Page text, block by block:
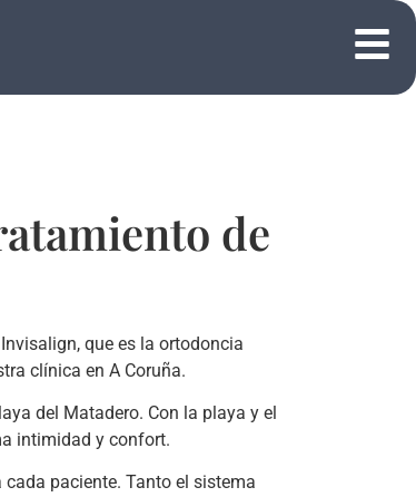
de
que es la ortodoncia
clínica en A Coruña.
del Matadero. Con la playa y el
intimidad y confort.
paciente. Tanto el sistema